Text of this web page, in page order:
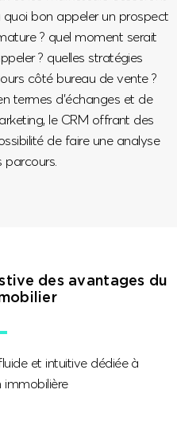
bon appeler un prospect
? quel moment serait
? quelles stratégies
côté bureau de vente ?
termes d’échanges et de
le CRM offrant des
de faire une analyse
des avantages du
et intuitive dédiée à